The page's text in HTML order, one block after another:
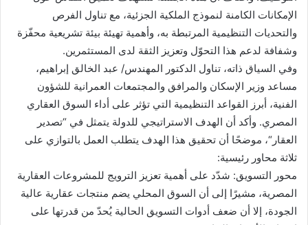
الإمكانات الكامنة لنموذج الملكية الجزئية، مع تناول الفرص
والتحديات التنظيمية المرتبطة به، وأهمية تهيئة بيئة تشريعية محفّزة
وشفافة لدعم هذا التحوّل وتعزيز الثقة لدى المستثمرين.
وفي السياق ذاته، تناول الدكتور المهندس/ عبد الخالق إبراهيم،
مساعد وزير الإسكان والمرافق والمجتمعات العمرانية للشؤون
الفنية، أبرز القواعد التنظيمية التي تؤثر على أداء السوق العقاري
المصري. وأكد أن الهدف الاستراتيجي للدولة يتمثل في “تصدير
العقار“، موضحًا أن تحقيق هذا الهدف يتطلب العمل بالتوازي على
ثلاثة محاور رئيسية:
محور التسويق: شدّد على أهمية تعزيز الترويج للمشروعات العقارية
المصرية، مشيرًا إلى أن السوق المحلي يضم منتجات عقارية عالية
الجودة، إلا أن ضعف أدوات التسويق الحالية يُحدّ من قدرتها على